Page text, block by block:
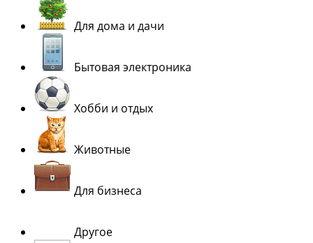
Для дома и дачи
Бытовая электроника
Хобби и отдых
Животные
Для бизнеса
Другое